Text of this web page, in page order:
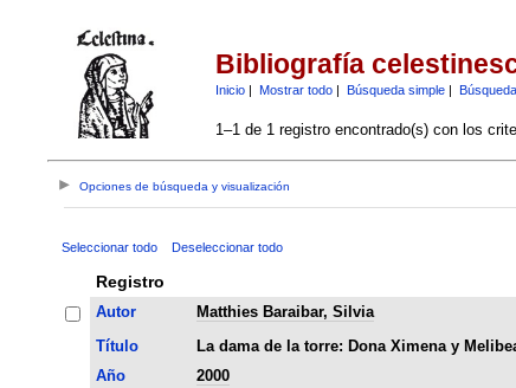
Bibliografía
Inicio| Mostrar todo| Búsqueda simple|
1–1 de 1 registro encontrado(s) con los
Opciones de búsqueda y visualización
Seleccionar todo Deseleccionar todo
Registro
Autor
Matthies Baraibar, Silvia
Título
La dama de la torre: Dona Ximena y
Año
2000